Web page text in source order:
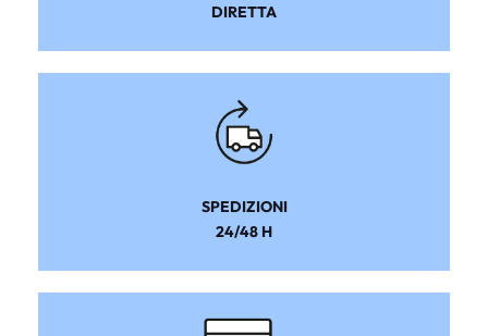
DIRETTA
SPEDIZIONI
24/48 H